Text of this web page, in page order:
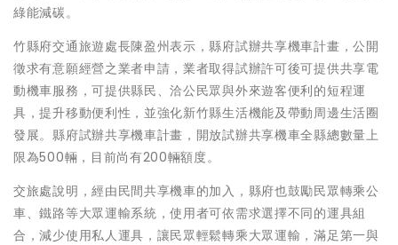
綠能減碳。
竹縣府交通旅遊處長陳盈州表示，縣府試辦共享機車計畫，公開
徵求有意願經營之業者申請，業者取得試辦許可後可提供共享電
動機車服務，可提供縣民、洽公民眾與外來遊客便利的短程運
具，提升移動便利性，並強化新竹縣生活機能及帶動周邊生活圈
發展。縣府試辦共享機車計畫，開放試辦共享機車全縣總數量上
限為500輛，目前尚有200輛額度。
交旅處說明，經由民間共享機車的加入，縣府也鼓勵民眾轉乘公
車、鐵路等大眾運輸系統，使用者可依需求選擇不同的運具組
合，減少使用私人運具，讓民眾輕鬆轉乘大眾運輸，滿足第一與